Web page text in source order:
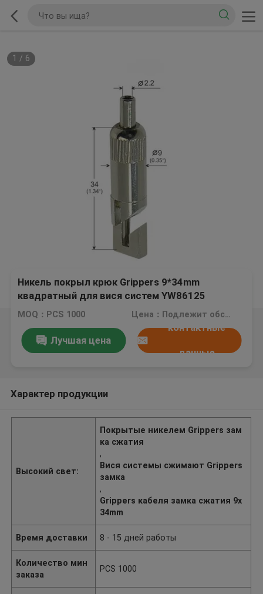
1 / 6
Никель покрыл крюк Grippers 9*34mm
квадратный для вися систем YW86125
MOQ：PCS 1000 Цена：Подлежит обсуждению
Лучшая цена
контактные
данные
Характер продукции
Высокий свет:
Покрытые никелем Grippers зам
ка сжатия
,
Вися системы сжимают Grippers
замка
,
Grippers кабеля замка сжатия 9x
34mm
Время доставки 8 - 15 дней работы
Количество мин
заказа
PCS 1000